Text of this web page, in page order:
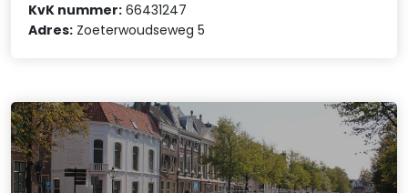
KvK nummer: 66431247
Adres: Zoeterwoudseweg 5